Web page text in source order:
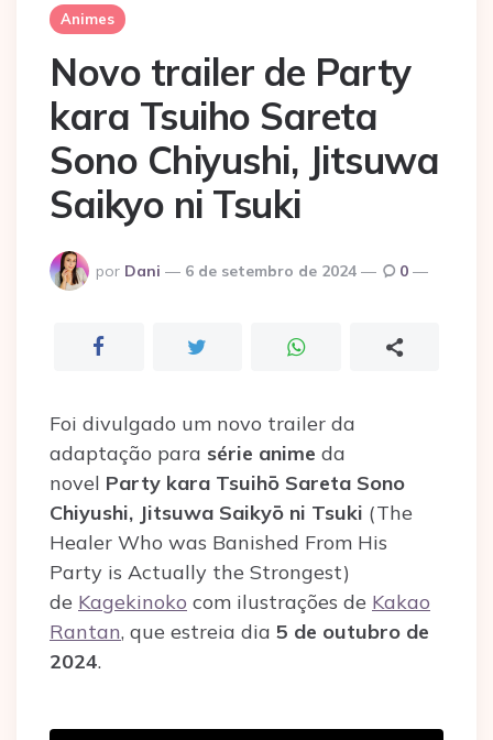
Animes
Novo trailer de Party
kara Tsuiho Sareta
Sono Chiyushi, Jitsuwa
Saikyo ni Tsuki
Postado
por
por Dani 6 de setembro de 2024 0
Foi divulgado um novo trailer da
adaptação para série anime da
novel Party kara Tsuihō Sareta Sono
Chiyushi, Jitsuwa Saikyō ni Tsuki (The
Healer Who was Banished From His
Party is Actually the Strongest)
de Kagekinoko com ilustrações de Kakao
Rantan, que estreia dia 5 de outubro de
2024.